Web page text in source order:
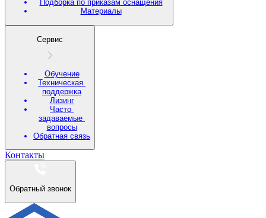
Подборка по приказам оснащения
Материалы
Сервис
Обучение
Техническая
поддержка
Лизинг
Часто
задаваемые
вопросы
Обратная связь
Контакты
Обратный звонок